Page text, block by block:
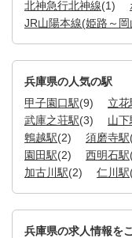
北神急行北神線(1)
JR山陽本線(姫路～岡
兵庫県の人気の駅
甲子園口駅(9) 立花
武庫之荘駅(3) 山下
鵯越駅(2) 須磨寺駅
園田駅(2) 西明石駅
加古川駅(2) 仁川駅
兵庫県の求人情報を